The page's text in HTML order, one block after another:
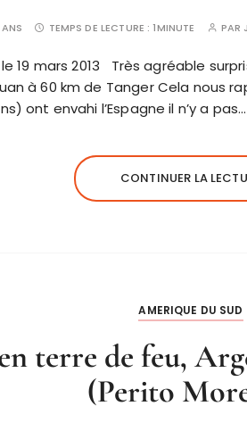
TEMPS DE LECTURE :1MINUTE PAR
19 mars 2013 Très agréable
à 60 km de Tanger Cela nous
ont envahi l’Espagne il n’y a pas…
CONTINUER LA
AMERIQUE DU SUD
terre de feu,
(Perito